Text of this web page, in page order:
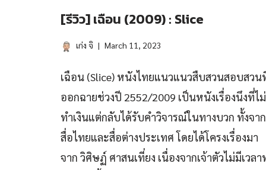
[รีวิว] เฉือน (2009) : Slice
เก่ง จิ March 11, 2023
เฉือน (Slice) หนังไทยแนวแนวสืบสวนสอบสวน
ออกฉายช่วงปี 2552/2009 เป็นหนังเรื่องนึงที่ไม่
ทำเงินแต่กลับได้รับคำวิจารณ์ในทางบวก ทั้งจาก
สื่อไทยและสื่อต่างประเทศ โดยได้โครงเรื่องมา
จาก วิศิษฏ์ ศาสนเที่ยง เนื่องจากเจ้าตัวไม่มีเวลา